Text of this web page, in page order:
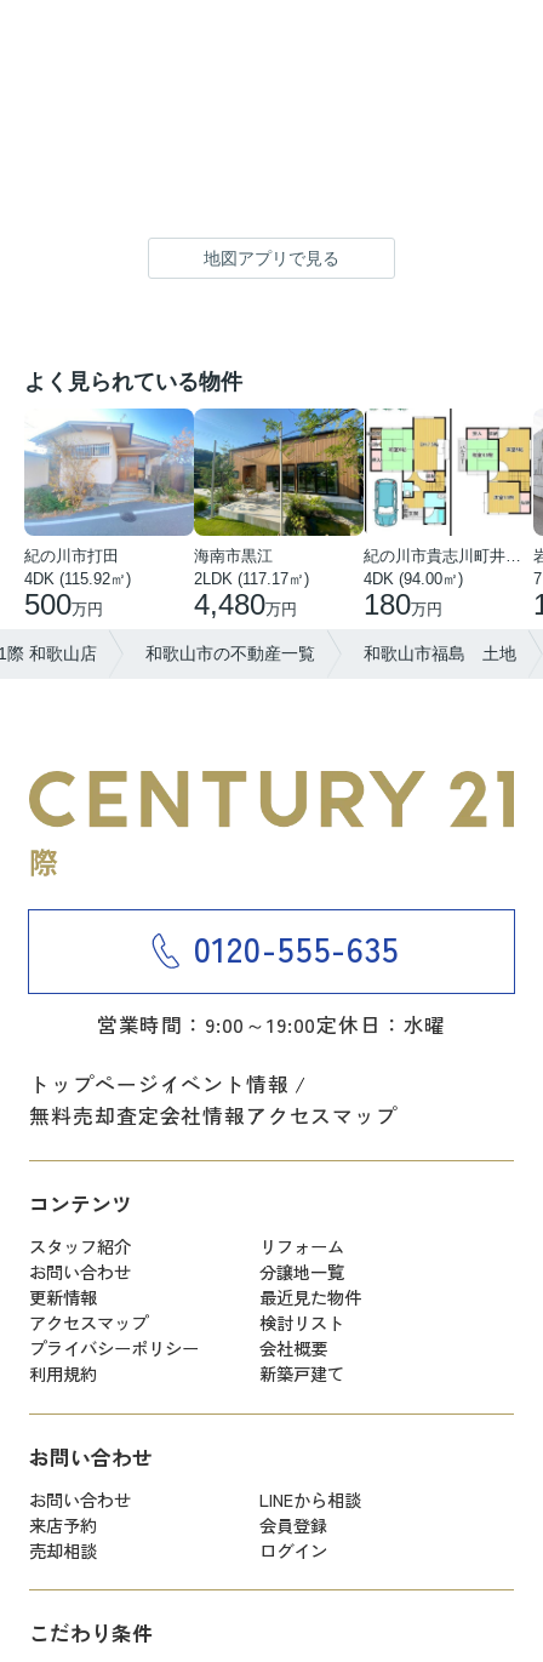
地図アプリで見る
よく見られている物件
紀の川市打田
4DK (115.92㎡)
500万円
海南市黒江
2LDK (117.17㎡)
4,480万円
紀の川市貴志川町井ノ口
4DK (94.00㎡)
180万円
際 和歌山店 和歌山市の不動産一覧 和歌山市福島 土地
0120-555-635
営業時間：9:00～19:00定休日：水曜
トップページイベント情報
無料売却査定会社情報アクセスマップ
コンテンツ
スタッフ紹介
リフォーム
お問い合わせ
分譲地一覧
更新情報
最近見た物件
アクセスマップ
検討リスト
プライバシーポリシー
会社概要
利用規約
新築戸建て
お問い合わせ
お問い合わせ
LINEから相談
来店予約
会員登録
売却相談
ログイン
こだわり条件